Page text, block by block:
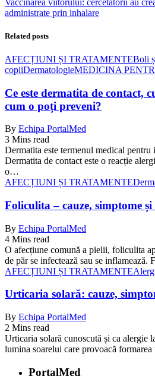
administrate prin inhalare
Related posts
AFECȚIUNI ȘI TRATAMENTEBoli
copiiDermatologieMEDICINA
Ce este dermatita de contact,
cum o poți preveni?
By Echipa PortalMed
3 Mins read
Dermatita este termenul medical
Dermatita de contact este o reacție
o…
AFECȚIUNI ȘI TRATAMENTE
Foliculita – cauze, simptome
By Echipa PortalMed
4 Mins read
O afecțiune comună a pielii, foliculita
de păr se infectează sau se
AFECȚIUNI ȘI TRATAMENTE
Urticaria solară: cauze,
By Echipa PortalMed
2 Mins read
Urticaria solară cunoscută și ca alergie
lumina soarelui care provoacă
PortalMed